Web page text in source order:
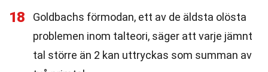
18
Goldbachs förmodan, ett av de äldsta olösta
problemen inom talteori, säger att varje jämnt
tal större än 2 kan uttryckas som summan av